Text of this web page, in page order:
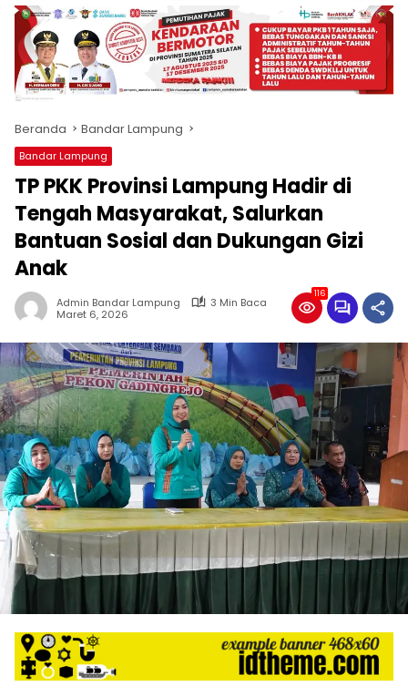
produk
antara
lain
mampu
menjadi
komunikasi
usaha
(beriklan),
fokus
pada
pemberitaan
nasional
maupun
bernuansa
lokal
dan
dinamis,
memiliki
kisaran
harga
iklan
yang
relatif
lebih
murah
dari
Koran
maupun
media
siber
lainnya,
desain
Koran
dan
Beranda Bandar Lampung
Bandar Lampung
TP PKK Provinsi Lampung Hadir di
Tengah Masyarakat, Salurkan
Bantuan Sosial dan Dukungan Gizi
Anak
Admin Bandar Lampung
3 Min Baca
Maret 6, 2026
116